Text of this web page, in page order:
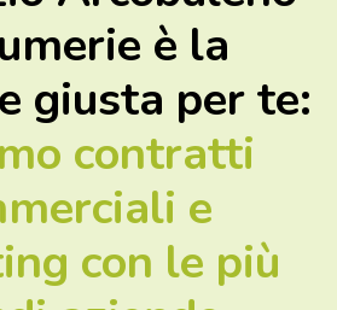
è la
giusta per te:
contratti
e
con le più